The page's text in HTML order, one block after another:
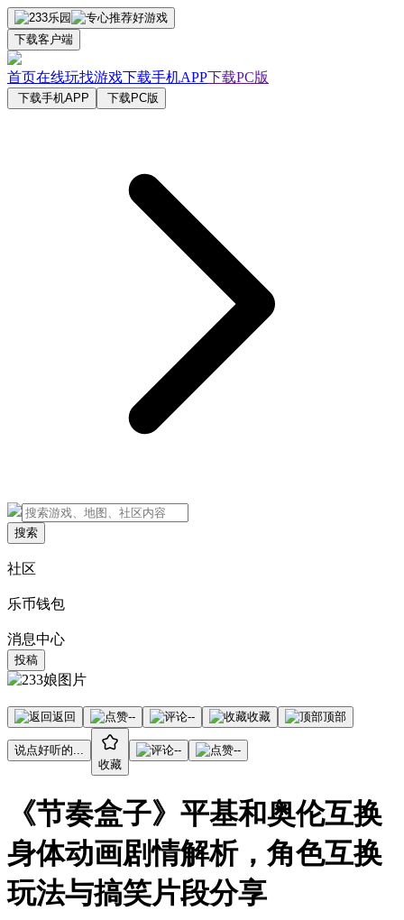
下载客户端
首页在线玩找游戏下载手机APP下载PC版
下载手机APP 下载PC版
搜索
社区
乐币钱包
消息中心
投稿
返回 -- -- 收藏 顶部
说点好听的...
收藏
-- --
《节奏盒子》平基和奥伦互换
身体动画剧情解析，角色互换
玩法与搞笑片段分享